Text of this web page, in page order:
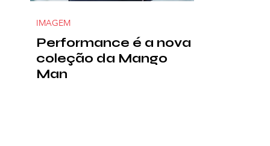
Performance é a nova
coleção da Mango
Man
IMAGEM